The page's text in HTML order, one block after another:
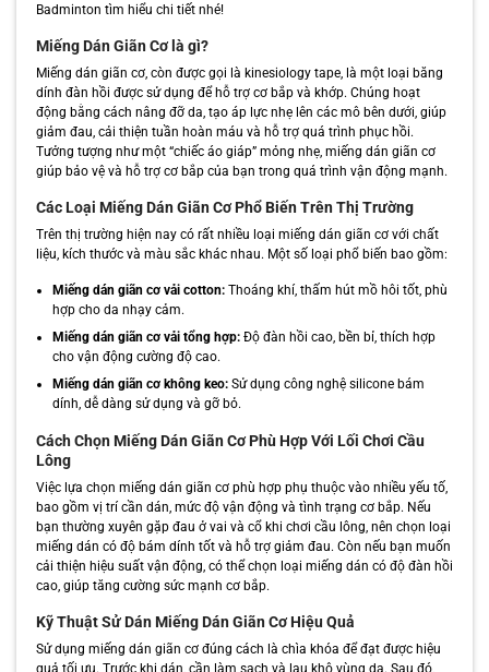
Badminton tìm hiểu chi tiết nhé!
Miếng Dán Giãn Cơ là gì?
Miếng dán giãn cơ, còn được gọi là kinesiology tape, là một loại băng
dính đàn hồi được sử dụng để hỗ trợ cơ bắp và khớp. Chúng hoạt
động bằng cách nâng đỡ da, tạo áp lực nhẹ lên các mô bên dưới, giúp
giảm đau, cải thiện tuần hoàn máu và hỗ trợ quá trình phục hồi.
Tưởng tượng như một “chiếc áo giáp” mỏng nhẹ, miếng dán giãn cơ
giúp bảo vệ và hỗ trợ cơ bắp của bạn trong quá trình vận động mạnh.
Các Loại Miếng Dán Giãn Cơ Phổ Biến Trên Thị Trường
Trên thị trường hiện nay có rất nhiều loại miếng dán giãn cơ với chất
liệu, kích thước và màu sắc khác nhau. Một số loại phổ biến bao gồm:
Miếng dán giãn cơ vải cotton:Thoáng khí, thấm hút mồ hôi tốt, phù
hợp cho da nhạy cảm.
Miếng dán giãn cơ vải tổng hợp:Độ đàn hồi cao, bền bỉ, thích hợp
cho vận động cường độ cao.
Miếng dán giãn cơ không keo:Sử dụng công nghệ silicone bám
dính, dễ dàng sử dụng và gỡ bỏ.
Cách Chọn Miếng Dán Giãn Cơ Phù Hợp Với Lối Chơi Cầu
Lông
Việc lựa chọn miếng dán giãn cơ phù hợp phụ thuộc vào nhiều yếu tố,
bao gồm vị trí cần dán, mức độ vận động và tình trạng cơ bắp. Nếu
bạn thường xuyên gặp đau ở vai và cổ khi chơi cầu lông, nên chọn loại
miếng dán có độ bám dính tốt và hỗ trợ giảm đau. Còn nếu bạn muốn
cải thiện hiệu suất vận động, có thể chọn loại miếng dán có độ đàn hồi
cao, giúp tăng cường sức mạnh cơ bắp.
Kỹ Thuật Sử Dán Miếng Dán Giãn Cơ Hiệu Quả
Sử dụng miếng dán giãn cơ đúng cách là chìa khóa để đạt được hiệu
quả tối ưu. Trước khi dán, cần làm sạch và lau khô vùng da. Sau đó,